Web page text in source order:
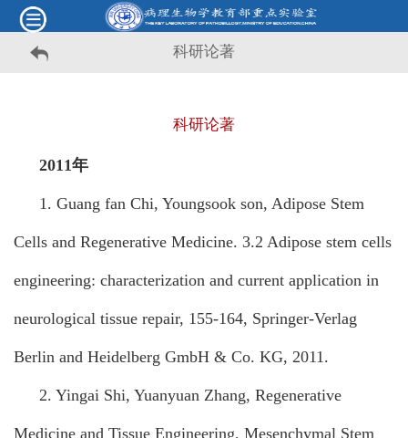
科研论著
科研论著
2011年
1. Guang fan Chi, Youngsook son, Adipose Stem
Cells and Regenerative Medicine. 3.2 Adipose stem cells
engineering: characterization and current application in
neurological tissue repair, 155-164, Springer-Verlag
Berlin and Heidelberg GmbH & Co. KG, 2011.
2. Yingai Shi, Yuanyuan Zhang, Regenerative
Medicine and Tissue Engineering, Mesenchymal Stem